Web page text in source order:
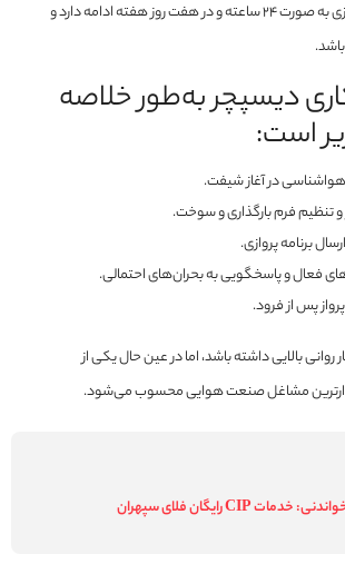
متفاوت است. عملیات پروازی به صورت ۲۴ ساعته و در هفت روز هفته ادامه دارد و
دیسپچر به‌طور خلاصه
است:
در آغاز شیفت.
تنظیم فرم بارگذاری و سوخت.
برنامه پروازی.
فعال و پاسخگویی به بحران‌های احتمالی.
پس از فرود.
بالایی داشته باشد، اما در عین حال یکی از
مشاغل صنعت هوایی محسوب می‌شود.
خدمات CIP رایگان فلای‌ سپهران